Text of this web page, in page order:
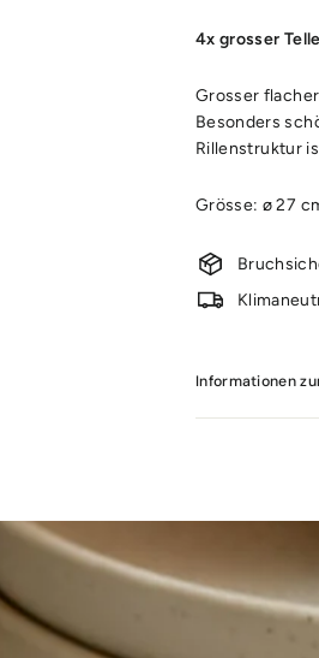
4x grosser
Grosser
Besonders
Rillenstruktur
Grösse: ø 27
Informationen